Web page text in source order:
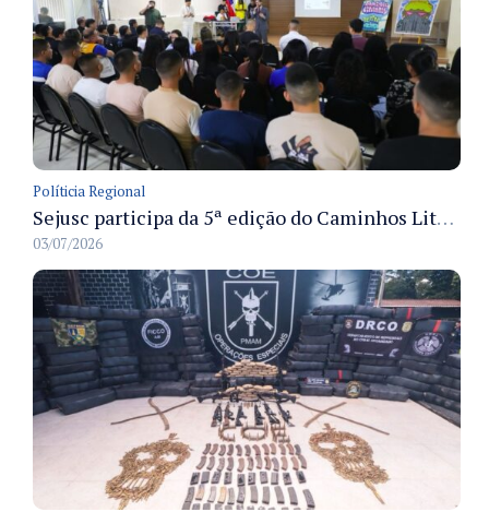
Políticia Regional
Sejusc participa da 5ª edição do Caminhos Literários com foco na cultura hip-hop nas unidades socioeducativas
03/07/2026